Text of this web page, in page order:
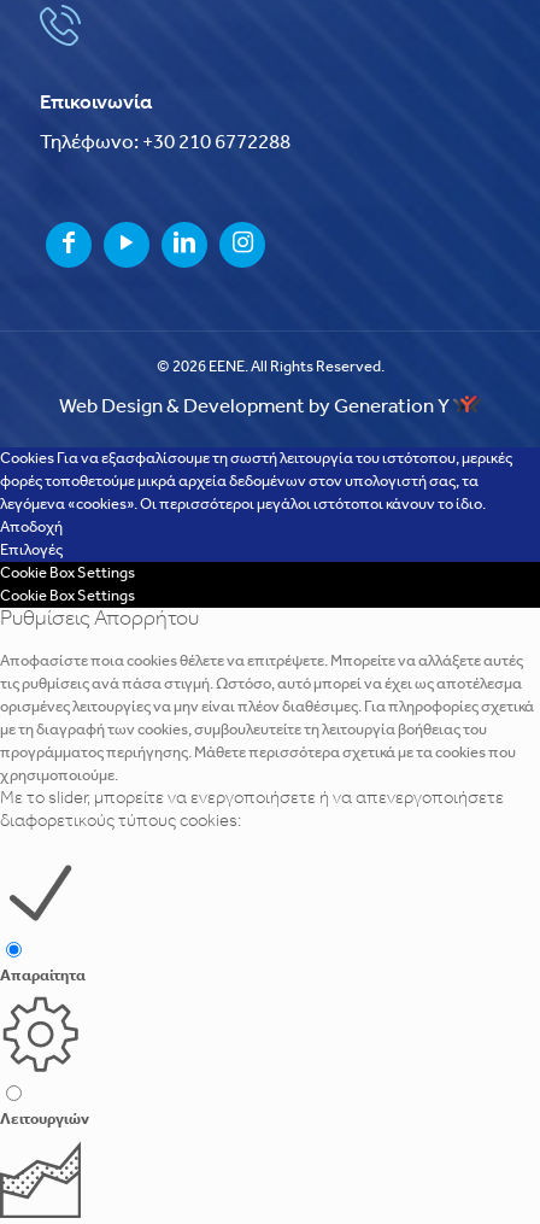
Επικοινωνία
Τηλέφωνο: +30 210 6772288
© 2026 EENE. All Rights Reserved.
Web Design & Development by Generation Y
Cookies Για να εξασφαλίσουμε τη σωστή λειτουργία του ιστότοπου, μερικές
φορές τοποθετούμε μικρά αρχεία δεδομένων στον υπολογιστή σας, τα
λεγόμενα «cookies». Οι περισσότεροι μεγάλοι ιστότοποι κάνουν το ίδιο.
Αποδοχή
Επιλογές
Cookie Box Settings
Cookie Box Settings
Ρυθμίσεις Απορρήτου
Αποφασίστε ποια cookies θέλετε να επιτρέψετε. Μπορείτε να αλλάξετε αυτές
τις ρυθμίσεις ανά πάσα στιγμή. Ωστόσο, αυτό μπορεί να έχει ως αποτέλεσμα
ορισμένες λειτουργίες να μην είναι πλέον διαθέσιμες. Για πληροφορίες σχετικά
με τη διαγραφή των cookies, συμβουλευτείτε τη λειτουργία βοήθειας του
προγράμματος περιήγησης. Μάθετε περισσότερα σχετικά με τα cookies που
χρησιμοποιούμε.
Με το slider, μπορείτε να ενεργοποιήσετε ή να απενεργοποιήσετε
διαφορετικούς τύπους cookies:
Απαραίτητα
Λειτουργιών